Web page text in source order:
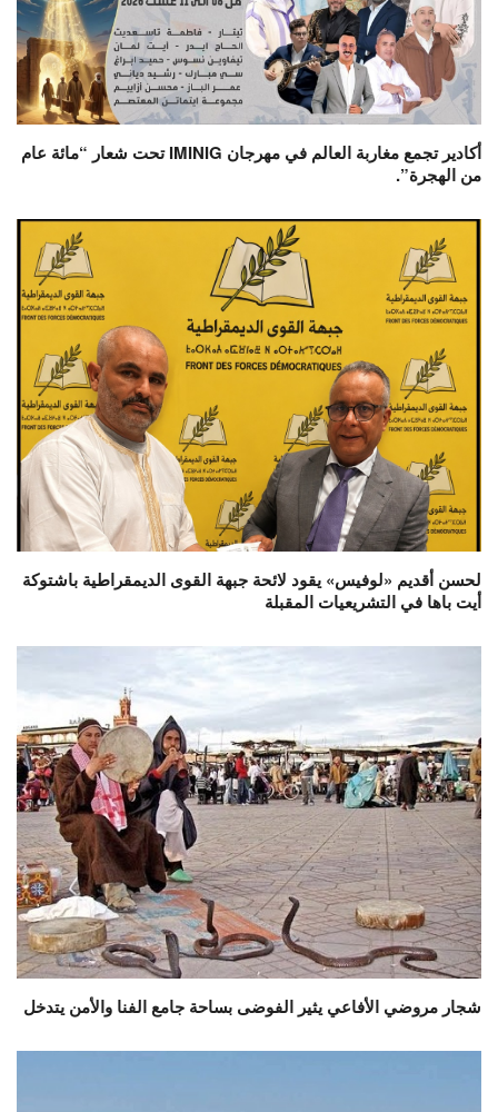
أكادير تجمع مغاربة العالم في مهرجان IMINIG تحت شعار “مائة عام
من الهجرة”.
لحسن أقديم «لوفيس» يقود لائحة جبهة القوى الديمقراطية باشتوكة
أيت باها في التشريعيات المقبلة
شجار مروضي الأفاعي يثير الفوضى بساحة جامع الفنا والأمن يتدخل